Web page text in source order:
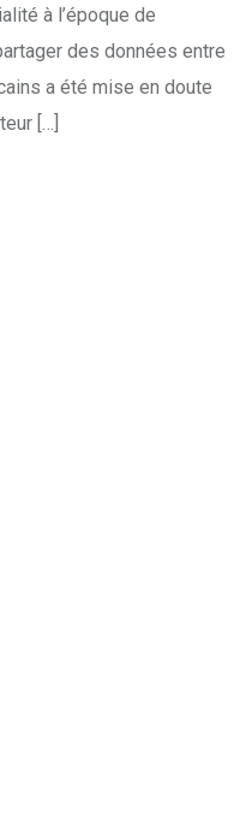
à l’époque de
des données entre
a été mise en doute
[…]